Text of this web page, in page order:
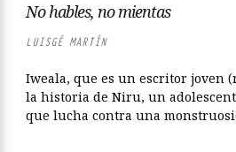
No hables, no mientas
LUISGÉ MARTÍN
Iweala, que es un escritor joven
la historia de Niru, un
que lucha contra una